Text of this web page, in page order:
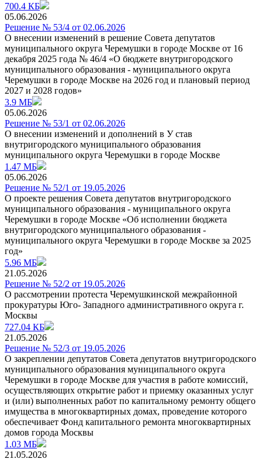
700.4 КБ
05.06.2026
Решение № 53/4 от 02.06.2026
О внесении изменений в решение Совета депутатов
муниципального округа Черемушки в городе Москве от 16
декабря 2025 года № 46/4 «О бюджете внутригородского
муниципального образования - муниципального округа
Черемушки в городе Москве на 2026 год и плановый период
2027 и 2028 годов»
3.9 МБ
05.06.2026
Решение № 53/1 от 02.06.2026
О внесении изменений и дополнений в У став
внутригородского муниципального образования
муниципального округа Черемушки в городе Москве
1.47 МБ
05.06.2026
Решение № 52/1 от 19.05.2026
О проекте решения Совета депутатов внутригородского
муниципального образования - муниципального округа
Черемушки в городе Москве «Об исполнении бюджета
внутригородского муниципального образования -
муниципального округа Черемушки в городе Москве за 2025
год»
5.96 МБ
21.05.2026
Решение № 52/2 от 19.05.2026
О рассмотрении протеста Черемушкинской межрайонной
прокуратуры Юго- Западного административного округа г.
Москвы
727.04 КБ
21.05.2026
Решение № 52/3 от 19.05.2026
О закреплении депутатов Совета депутатов внутригородского
муниципального образования муниципального округа
Черемушки в городе Москве для участия в работе комиссий,
осуществляющих открытие работ и приемку оказанных услуг
и (или) выполненных работ по капитальному ремонту общего
имущества в многоквартирных домах, проведение которого
обеспечивает Фонд капитального ремонта многоквартирных
домов города Москвы
1.03 МБ
21.05.2026